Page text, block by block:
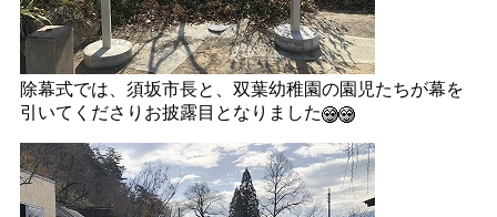
除幕式では、須坂市長と、双葉幼稚園の園児たちが幕を
引いてくださりお披露目となりました